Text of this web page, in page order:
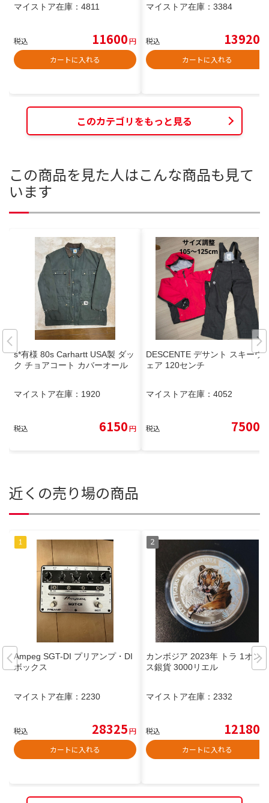
マイストア在庫： 4811
税込 11600円
カートに入れる
マイストア在庫： 3384
税込 13920
カートに入れる
このカテゴリをもっと見る
この商品を見た人はこんな商品も見て
います
s*有様 80s Carhartt USA製 ダッ
ク チョアコート カバーオール
マイストア在庫： 1920
税込 6150円
DESCENTE デサント スキーウ
ェア 120センチ
マイストア在庫： 4052
税込 7500
近くの売り場の商品
Ampeg SGT-DI プリアンプ・DI
ボックス
マイストア在庫： 2230
税込 28325円
カートに入れる
カンボジア 2023年 トラ 1オン
ス銀貨 3000リエル
マイストア在庫： 2332
税込 12180
カートに入れる